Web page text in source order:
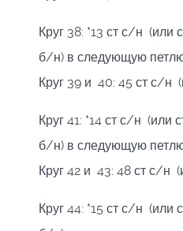
Круг 38: *13 ст с/н (или
б/н) в следующую петлю
Круг 39 и 40: 45 ст с/н
Круг 41: *14 ст с/н (или
б/н) в следующую петлю
Круг 42 и 43: 48 ст с/н
Круг 44: *15 ст с/н (или